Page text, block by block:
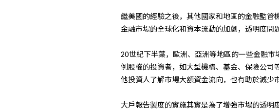
繼美國的經驗之後，其他國家和地區的金融監
金融市場的全球化和資本流動的加劇，透明度問
20世紀下半葉，歐洲、亞洲等地區的一些金融
例股權的投資者，如大型機構、基金、保險公
他投資人了解市場大額資金流向，也有助於減少
大戶報告製度的實施其實是為了增強市場的透